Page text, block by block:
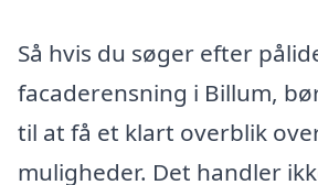
Så hvis du søger efter
facaderensning i Billum,
til at få et klart overblik
muligheder. Det handler